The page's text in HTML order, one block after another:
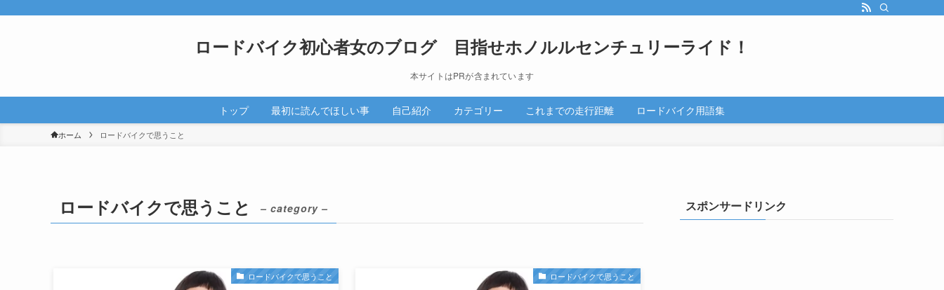
ロードバイク初心者女のブログ 目指せホノルルセンチュリーライド！
本サイトはPRが含まれています
トップ 最初に読んでほしい事 自己紹介 カテゴリー これまでの走行距離 ロードバイク用語集
ホーム ロードバイクで思うこと
ロードバイクで思うこと – category –
ロードバイクで思うこと ロードバイクで思うこと
スポンサードリンク